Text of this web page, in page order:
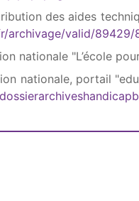
des aides
archivage/valid/89429/
nationale "L’école
nationale, portail